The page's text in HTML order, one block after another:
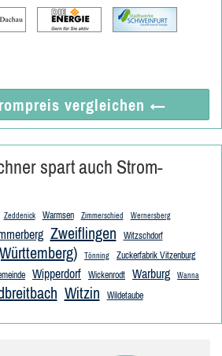
vergleichen ←
spart auch Strom-
Zeddenick Warmsen Zimmerschied Wernersberg
Zweiflingen Witzschdorf
Tönning Zuckerfabrik Vitzenburg
Wipperdorf Wickenrodt Warburg Wanna
Witzin Wildetaube